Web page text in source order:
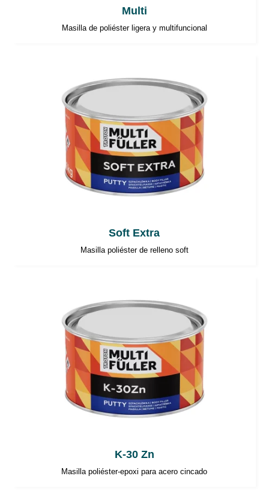
Multi
Masilla de poliéster ligera y multifuncional
Soft Extra
Masilla poliéster de relleno soft
K-30 Zn
Masilla poliéster-epoxi para acero cincado